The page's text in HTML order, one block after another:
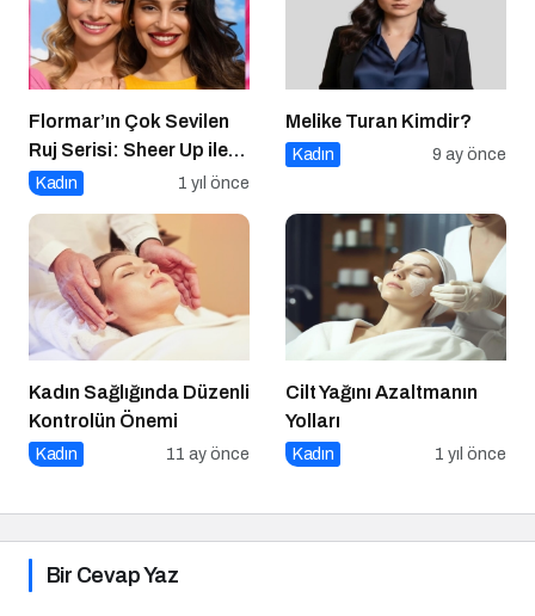
Flormar’ın Çok Sevilen
Ruj Serisi: Sheer Up ile
Gülümse
Kadın 1 yıl önce
Melike Turan Kimdir?
Kadın 9 ay önce
Kadın Sağlığında Düzenli
Kontrolün Önemi
Kadın 11 ay önce
Cilt Yağını Azaltmanın
Yolları
Kadın 1 yıl önce
Bir Cevap Yaz